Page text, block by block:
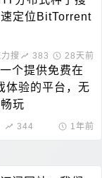
定位BitTorrent
搜索 383 28天前
个提供免费在
体验的平台，无
玩
344 1年前